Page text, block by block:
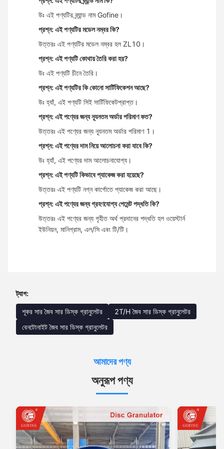
উঃ এই পণ্যটির ব্র্যান্ড নাম Gofine।
প্রশ্ন: এই পণ্যটির মডেল নম্বর কি?
উত্তরঃ এই পণ্যটির মডেল নম্বর হল ZL10।
প্রশ্ন: এই পণ্যটি কোথায় তৈরি করা হয়?
উঃ এই পণ্যটি চীনে তৈরি।
প্রশ্ন: এই পণ্যটির কি কোনো সার্টিফিকেশন আছে?
উঃ হ্যাঁ, এই পণ্যটি সিই সার্টিফিকেটপ্রাপ্ত।
প্রশ্ন: এই পণ্যের জন্য ন্যূনতম অর্ডার পরিমাণ কত?
উত্তরঃ এই পণ্যের জন্য ন্যূনতম অর্ডার পরিমাণ 1।
প্রশ্ন: এই পণ্যের দাম নিয়ে আলোচনা করা যাবে কি?
উঃ হ্যাঁ, এই পণ্যের দাম আলোচনাযোগ্য।
প্রশ্ন: এই পণ্যটি কিভাবে প্যাকেজ করা হয়েছে?
উত্তরঃ এই পণ্যটি নগ্ন কার্গোতে প্যাকেজ করা আছে।
প্রশ্ন: এই পণ্যের জন্য গ্রহণযোগ্য পেমেন্ট পদ্ধতি কি?
উত্তরঃ এই পণ্যের জন্য গৃহীত অর্থ প্রদানের পদ্ধতি হল ওয়েস্টার্ন
ইউনিয়ন, মানিগ্রাম, এল/সি এবং টি/টি।
ট্যাগ:
শূকর সার জৈব সার ডিস্ক গ্রানুলেটর
2T/H জৈব সার ডিস্ক গ্রানুলেটর
বেনটোনাইট জৈব সার ডিস্ক গ্রানুলেটর
আমাদের পণ্য
অনুরূপ পণ্য